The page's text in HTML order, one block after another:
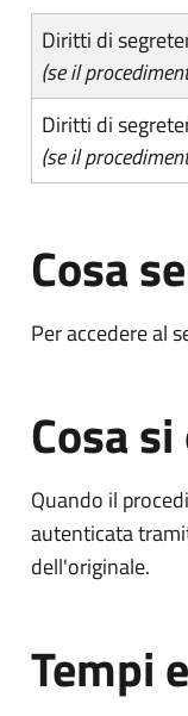
Diritti di
(se il
Diritti di
(se il
Cosa
Per accedere al
Cosa
Quando il
autenticata
dell'originale.
Tempi